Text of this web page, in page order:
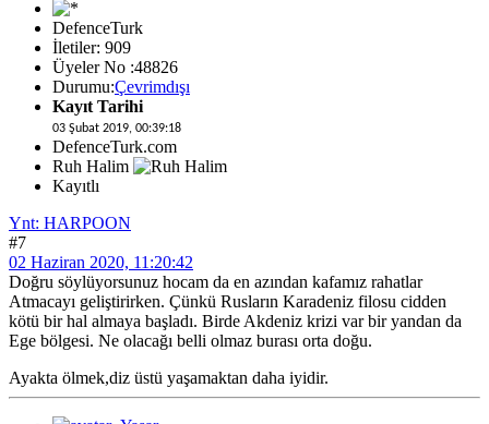
DefenceTurk
İletiler: 909
Üyeler No :48826
Durumu:Çevrimdışı
Kayıt Tarihi
03 Şubat 2019, 00:39:18
DefenceTurk.com
Ruh Halim
Kayıtlı
Ynt: HARPOON
#7
02 Haziran 2020, 11:20:42
Doğru söylüyorsunuz hocam da en azından kafamız rahatlar
Atmacayı geliştirirken. Çünkü Rusların Karadeniz filosu cidden
kötü bir hal almaya başladı. Birde Akdeniz krizi var bir yandan da
Ege bölgesi. Ne olacağı belli olmaz burası orta doğu.
Ayakta ölmek,diz üstü yaşamaktan daha iyidir.